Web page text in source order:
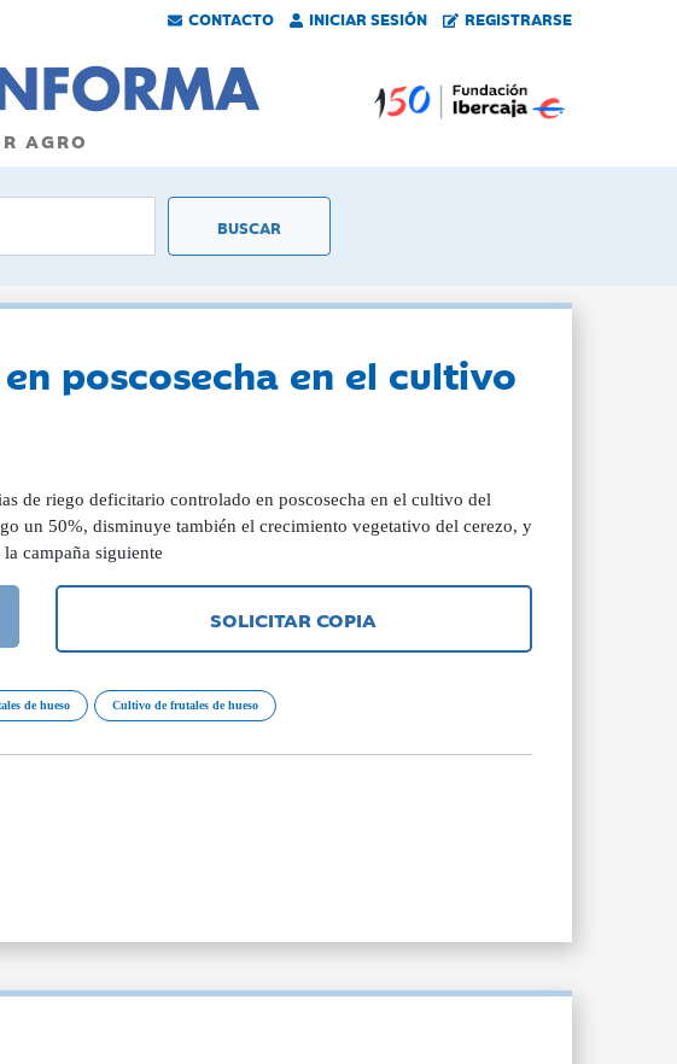
CONTACTO INICIAR SESIÓN REGISTRARSE
AGRO
poscosecha en el cultivo
de riego deficitario controlado en poscosecha en el cultivo del
un 50%, disminuye también el crecimiento vegetativo del cerezo, y
campaña siguiente
SOLICITAR COPIA
de hueso Cultivo de frutales de hueso